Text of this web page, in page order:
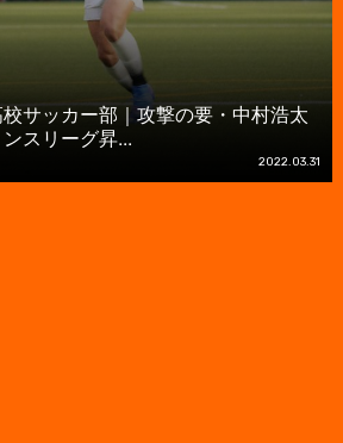
サッカー部｜攻撃の要・中村浩太
スリーグ昇...
2022.03.31